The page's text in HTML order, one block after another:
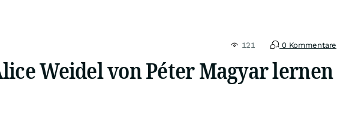
121 0 Kommentare
Weidel von Péter Magyar lernen